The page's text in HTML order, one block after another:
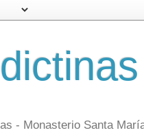
- Monasterio Santa